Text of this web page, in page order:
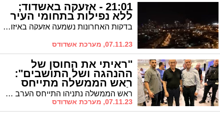
21:01 - אזעקה באשדוד;
ללא נפילות בתחומי העיר
בדקות האחרונות נשמעה אזעקה באיזור התעשיה הצפוני באשדוד ובאיזור הנמל בשל שיגור רקטות לעיר. לא היו נפילות ולא נרשם נזק. במקביל נורה מטח כבד של טילים לערי המרכז, השרון ולערים נוספות בשפלה
07.11.23, מערכת אשדודס
"ראיתי את החוסן של
ההנהגה ושל התושבים":
ראש הממשלה מתייחס
לביקורו באשדוד (וידאו) ראש הממשלה נתניהו התייחס הערב בנאומו לביקורו באשדוד ותיאר את החוסן של ההנהגה המקומית ושל התושבים בצל המלחמה
07.11.23, מערכת אשדודס